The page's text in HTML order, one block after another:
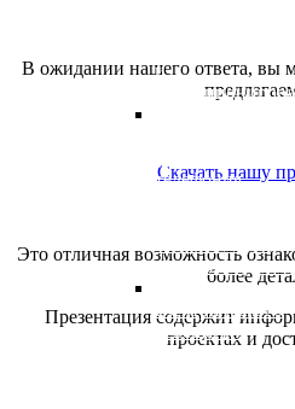
и
телефония,
Проектирование
электрического
освещения
В ожидании нашего ответа, вы
Скачать нашу
Это отличная возможность
более
Презентация содержит
проектах и